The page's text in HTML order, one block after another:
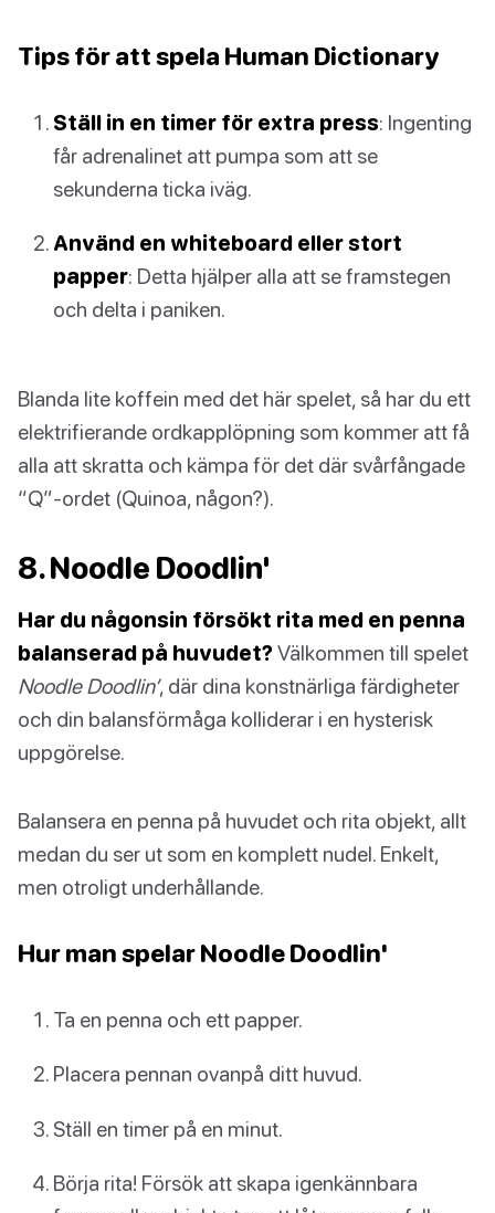
Tips för att spela Human Dictionary
Ställ in en timer för extra press: Ingenting
får adrenalinet att pumpa som att se
sekunderna ticka iväg.
Använd en whiteboard eller stort
papper: Detta hjälper alla att se framstegen
och delta i paniken.
Blanda lite koffein med det här spelet, så har du ett
elektrifierande ordkapplöpning som kommer att få
alla att skratta och kämpa för det där svårfångade
“Q”-ordet (Quinoa, någon?).
8. Noodle Doodlin'
Har du någonsin försökt rita med en penna
balanserad på huvudet?Välkommen till spelet
Noodle Doodlin’, där dina konstnärliga färdigheter
och din balansförmåga kolliderar i en hysterisk
uppgörelse.
Balansera en penna på huvudet och rita objekt, allt
medan du ser ut som en komplett nudel. Enkelt,
men otroligt underhållande.
Hur man spelar Noodle Doodlin'
Ta en penna och ett papper.
Placera pennan ovanpå ditt huvud.
Ställ en timer på en minut.
Börja rita! Försök att skapa igenkännbara